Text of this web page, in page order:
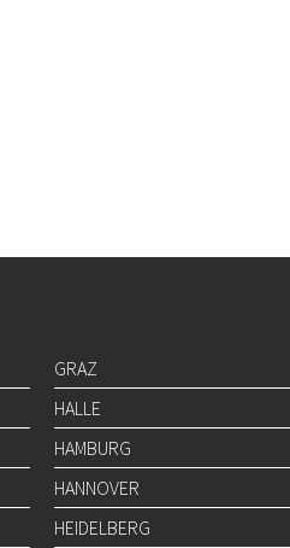
GRAZ
HALLE
HAMBURG
HANNOVER
HEIDELBERG